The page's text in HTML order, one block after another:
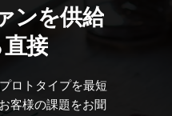
ンを供給
接
ロトタイプを最短
客様の課題をお聞